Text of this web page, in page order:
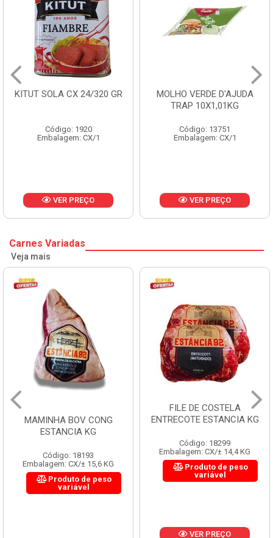
KITUT SOLA CX 24/320 GR
Código: 1920
Embalagem: CX/1
VER PREÇO
MOLHO VERDE D'AJUDA
TRAP 10X1,01KG
Código: 13751
Embalagem: CX/1
VER PREÇO
Carnes Variadas
Veja mais
MAMINHA BOV CONG
ESTANCIA KG
Código: 18193
Embalagem: CX/± 15,6 KG
Produto de peso
variável
FILE DE COSTELA
ENTRECOTE ESTANCIA KG
Código: 18299
Embalagem: CX/± 14,4 KG
Produto de peso
variável
VER PREÇO